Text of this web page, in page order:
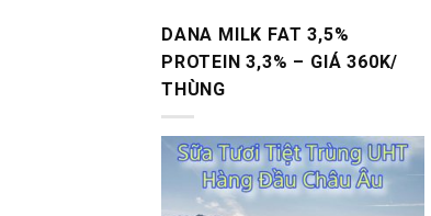
DANA MILK FAT 3,5%
PROTEIN 3,3% – GIÁ 360K/
THÙNG